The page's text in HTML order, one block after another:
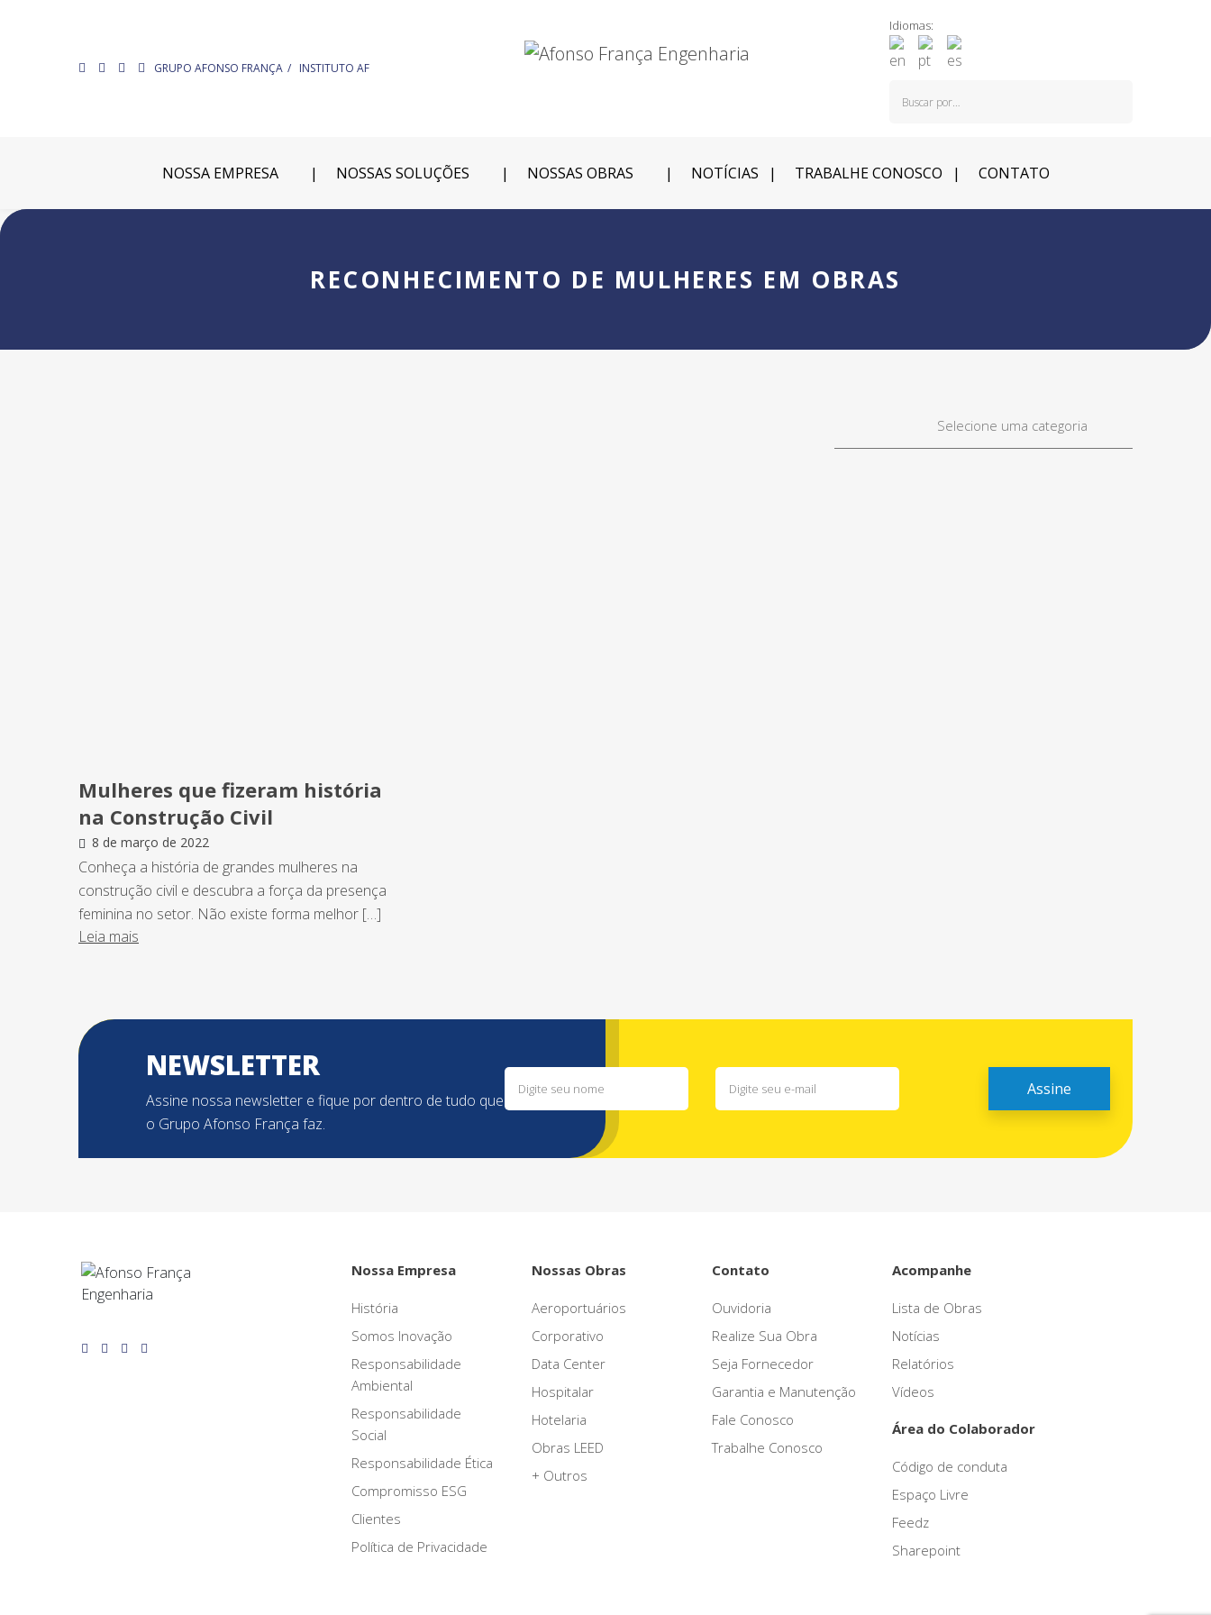
GRUPO AFONSO FRANÇA INSTITUTO AF
Idiomas:
NOSSA EMPRESA NOSSAS SOLUÇÕES NOSSAS OBRAS NOTÍCIAS TRABALHE CONOSCO CONTATO
RECONHECIMENTO DE MULHERES EM OBRAS
Selecione uma categoria
Mulheres que fizeram história
na Construção Civil
8 de março de 2022
Conheça a história de grandes mulheres na
construção civil e descubra a força da presença
feminina no setor. Não existe forma melhor […]
Leia mais
NEWSLETTER
Assine nossa newsletter e fique por dentro de tudo que
o Grupo Afonso França faz.
Nossa Empresa
História
Somos Inovação
Responsabilidade
Ambiental
Responsabilidade
Social
Responsabilidade Ética
Compromisso ESG
Clientes
Política de Privacidade
Nossas Obras
Aeroportuários
Corporativo
Data Center
Hospitalar
Hotelaria
Obras LEED
+ Outros
Contato
Ouvidoria
Realize Sua Obra
Seja Fornecedor
Garantia e Manutenção
Fale Conosco
Trabalhe Conosco
Acompanhe
Lista de Obras
Notícias
Relatórios
Vídeos
Área do Colaborador
Código de conduta
Espaço Livre
Feedz
Sharepoint